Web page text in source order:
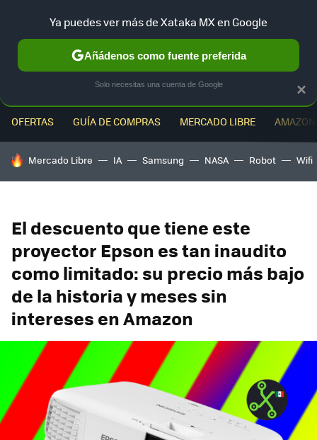
OFERTAS GUÍA DE COMPRAS MERCADO LIBRE
HOY SE HABLA DE
Mercado Libre IA Samsung NASA Robot Wifi
El descuento que tiene este
proyector Epson es tan inaudito
como limitado: su precio más bajo
de la historia y meses sin
intereses en Amazon
×
Ya puedes ver más de Xataka MX en Google
Añádenos como fuente preferida
Solo necesitas una cuenta de Google